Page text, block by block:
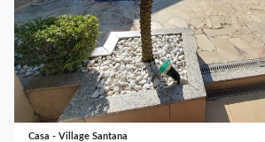
Casa - Village Santana